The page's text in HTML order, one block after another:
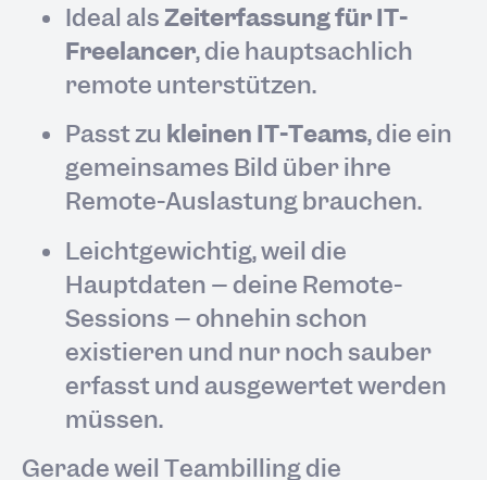
Ideal alsZeiterfassung für IT-
Freelancer, die hauptsächlich
remote unterstützen.
Passt zu kleinen IT-Teams, die ein
gemeinsames Bild über ihre
Remote-Auslastung brauchen.
Leichtgewichtig, weil die
Hauptdaten – deine Remote-
Sessions – ohnehin schon
existieren und nur noch sauber
erfasst und ausgewertet werden
müssen.
Gerade weil Teambilling die